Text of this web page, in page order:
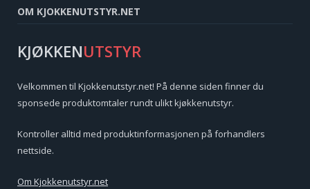
OM KJOKKENUTSTYR.NET
KJØKKENUTSTYR
Velkommen til Kjokkenutstyr.net! På denne siden finner du
sponsede produktomtaler rundt ulikt kjøkkenutstyr.
Kontroller alltid med produktinformasjonen på forhandlers
nettside.
Om Kjokkenutstyr.net